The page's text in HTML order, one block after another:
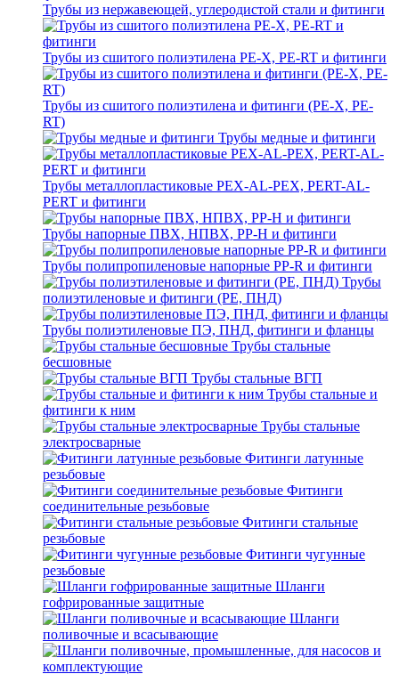
Трубы из нержавеющей, углеродистой стали и фитинги
Трубы из сшитого полиэтилена PE-X, PE-RT и фитинги
Трубы из сшитого полиэтилена и фитинги (PE-X, PE-
RT)
Трубы медные и фитинги
Трубы металлопластиковые PEX-AL-PEX, PERT-AL-
PERT и фитинги
Трубы напорные ПВХ, НПВХ, PP-H и фитинги
Трубы полипропиленовые напорные PP-R и фитинги
Трубы
полиэтиленовые и фитинги (PE, ПНД)
Трубы полиэтиленовые ПЭ, ПНД, фитинги и фланцы
Трубы стальные
бесшовные
Трубы стальные ВГП
Трубы стальные и
фитинги к ним
Трубы стальные
электросварные
Фитинги латунные
резьбовые
Фитинги
соединительные резьбовые
Фитинги стальные
резьбовые
Фитинги чугунные
резьбовые
Шланги
гофрированные защитные
Шланги
поливочные и всасывающие